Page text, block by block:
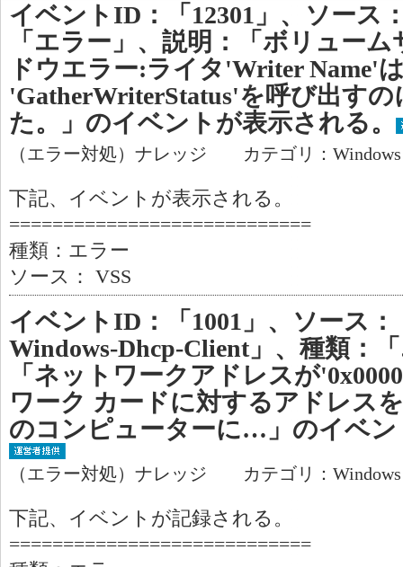
イベントID：「12301」、ソース
「エラー」、説明：「ボリュー
ドウエラー:ライタ'Writer Name'
'GatherWriterStatus'を呼び出す
た。」のイベントが表示される。
（エラー対処）ナレッジ カテゴリ：
下記、イベントが表示される。
============================
種類：エラー
ソース： VSS
イベントID：「1001」、ソース：
Windows-Dhcp-Client」、種類：
「ネットワークアドレスが
ワーク カードに対するアドレス
のコンピューターに…」のイベン
（エラー対処）ナレッジ カテゴリ：
下記、イベントが記録される。
============================